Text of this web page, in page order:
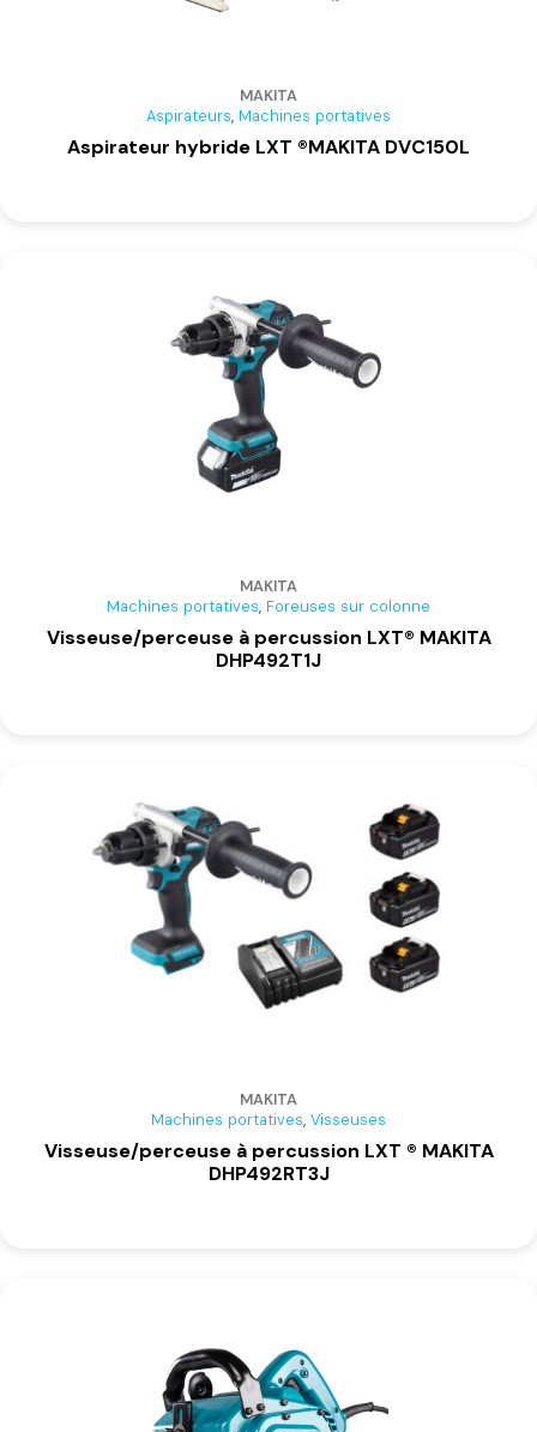
MAKITA
Aspirateurs, Machines portatives
Aspirateur hybride LXT ®MAKITA DVC150L
MAKITA
Machines portatives, Foreuses sur colonne
Visseuse/perceuse à percussion LXT® MAKITA
DHP492T1J
MAKITA
Machines portatives, Visseuses
Visseuse/perceuse à percussion LXT ® MAKITA
DHP492RT3J